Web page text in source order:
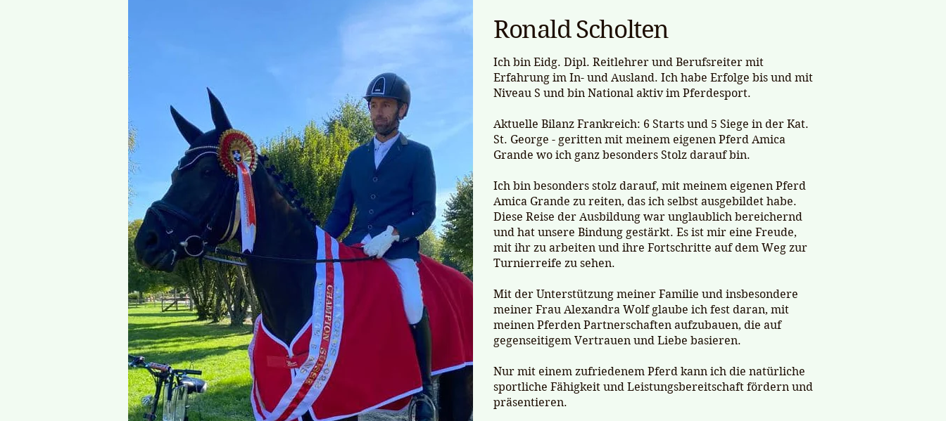
Ronald Scholten
Ich bin Eidg. Dipl. Reitlehrer und Berufsreiter mit
Erfahrung im In- und Ausland. Ich habe Erfolge bis und mit
Niveau S und bin National aktiv im Pferdesport.
Aktuelle Bilanz Frankreich: 6 Starts und 5 Siege in der Kat.
St. George - geritten mit meinem eigenen Pferd Amica
Grande wo ich ganz besonders Stolz darauf bin.
Ich bin besonders stolz darauf, mit meinem eigenen Pferd
Amica Grande zu reiten, das ich selbst ausgebildet habe.
Diese Reise der Ausbildung war unglaublich bereichernd
und hat unsere Bindung gestärkt. Es ist mir eine Freude,
mit ihr zu arbeiten und ihre Fortschritte auf dem Weg zur
Turnierreife zu sehen.
Mit der Unterstützung meiner Familie und insbesondere
meiner Frau Alexandra Wolf glaube ich fest daran, mit
meinen Pferden Partnerschaften aufzubauen, die auf
gegenseitigem Vertrauen und Liebe basieren.
Nur mit einem zufriedenem Pferd kann ich die natürliche
sportliche Fähigkeit und Leistungsbereitschaft fördern und
präsentieren.